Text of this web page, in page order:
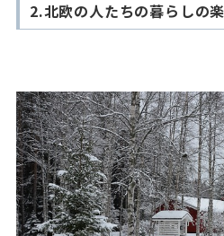
2.北欧の人たちの暮らしの